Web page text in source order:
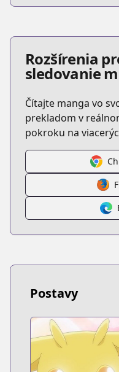
Rozšírenia
sledovanie
Čítajte manga vo
prekladom v
pokroku na
Postavy